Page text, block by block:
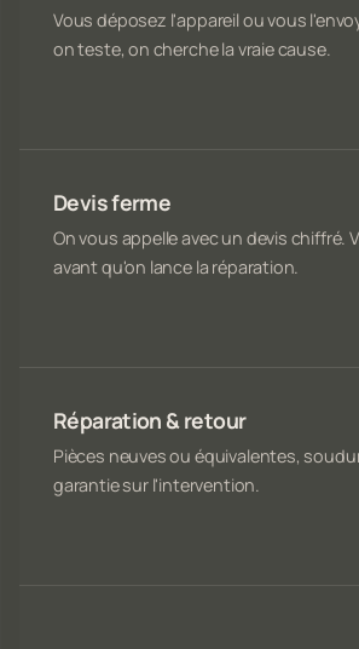
Vous déposez l'appareil ou vous
on teste, on cherche la vraie cause.
Devis ferme
On vous appelle avec un devis chiffré.
avant qu'on lance la réparation.
Réparation & retour
Pièces neuves ou équivalentes,
garantie sur l'intervention.